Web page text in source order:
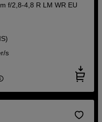
f/2,8-4,8 R LM WR EU
s